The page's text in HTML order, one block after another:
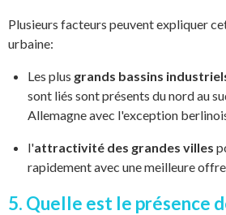
Plusieurs facteurs peuvent expliquer
urbaine:
Les plus grands bassins
sont liés sont présents du nord au
Allemagne avec l'exception
l'attractivité des grandes villes
rapidement avec une meilleure
5. Quelle est le présence